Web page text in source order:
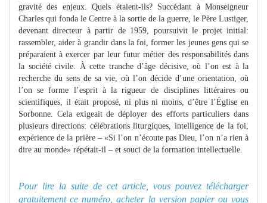
gravité des enjeux. Quels étaient-ils? Succédant à Monseigneur
Charles qui fonda le Centre à la sortie de la guerre, le Père Lustiger,
devenant directeur à partir de 1959, poursuivit le projet initial:
rassembler, aider à grandir dans la foi, former les jeunes gens qui se
préparaient à exercer par leur futur métier des responsabilités dans
la société civile. À cette tranche d’âge décisive, où l’on est à la
recherche du sens de sa vie, où l’on décide d’une orientation, où
l’on se forme l’esprit à la rigueur de disciplines littéraires ou
scientifiques, il était proposé, ni plus ni moins, d’être l’Église en
Sorbonne. Cela exigeait de déployer des efforts particuliers dans
plusieurs directions: célébrations liturgiques, intelligence de la foi,
expérience de la prière – «Si l’on n’écoute pas Dieu, l’on n’a rien à
dire au monde» répétait-il – et souci de la formation intellectuelle.
Pour lire la suite de cet article, vous pouvez télécharger
gratuitement ce numéro, acheter la version papier ou vous